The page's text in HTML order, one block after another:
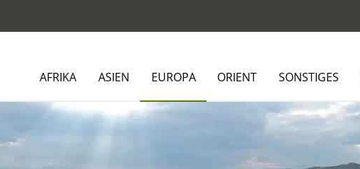
AFRIKA ASIEN EUROPA ORIENT SONSTIGES